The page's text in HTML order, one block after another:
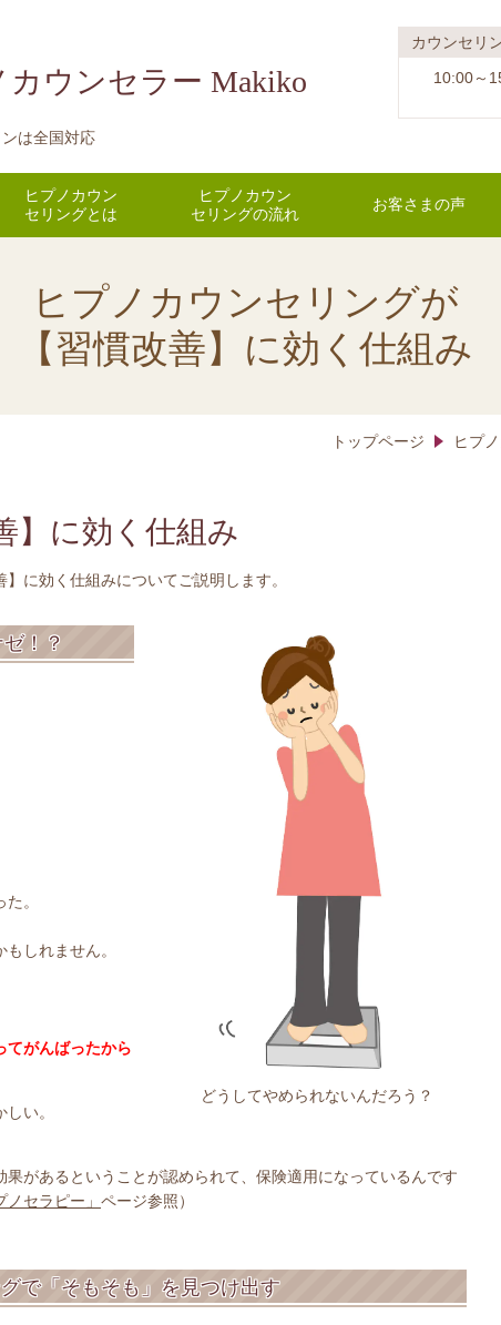
ウンセラー Makiko
は全国対応
カウンセリ
10:00～
ヒプノカウン
セリングとは
ヒプノカウン
セリングの流れ
お客さまの声
ヒプノカウンセリングが
【習慣改善】に効く仕組み
トップページ ヒプ
】に効く仕組み
に効く仕組みについてご説明します。
どうしてやめられないんだろう？
！？
。
しれません。
てがんばったから
い。
があるということが認められて、保険適用になっているんです
セラピー」 ページ参照）
で「そもそも」を見つけ出す